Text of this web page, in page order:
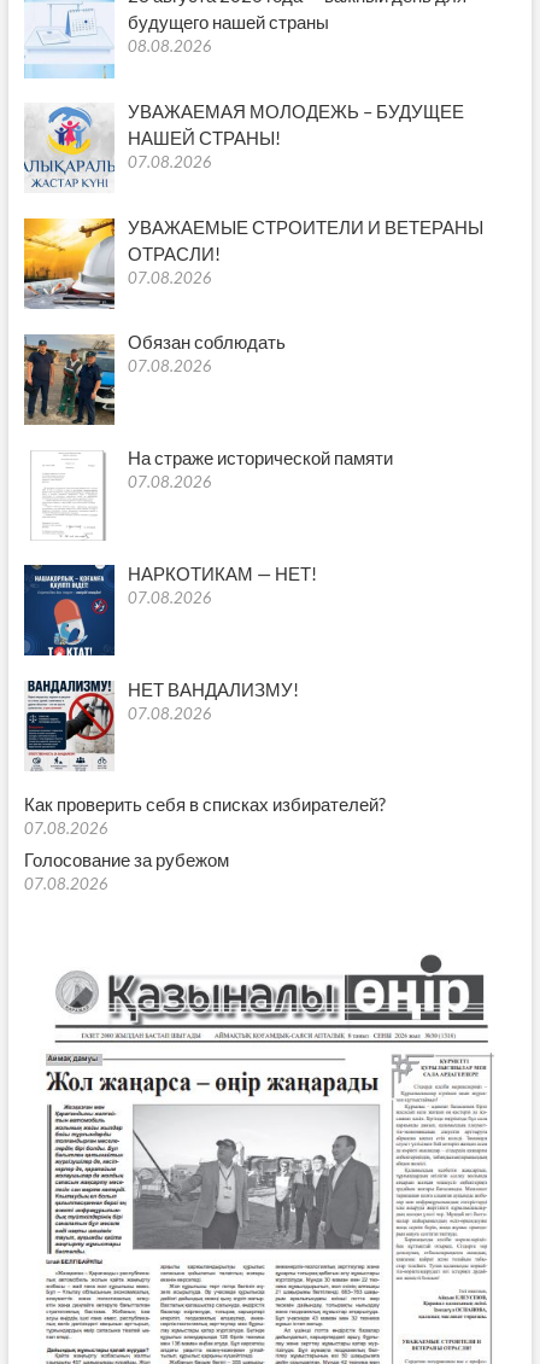
будущего нашей страны
08.08.2026
УВАЖАЕМАЯ МОЛОДЕЖЬ – БУДУЩЕЕ
НАШЕЙ СТРАНЫ!
07.08.2026
УВАЖАЕМЫЕ СТРОИТЕЛИ И ВЕТЕРАНЫ
ОТРАСЛИ!
07.08.2026
Обязан соблюдать
07.08.2026
На страже исторической памяти
07.08.2026
НАРКОТИКАМ — НЕТ!
07.08.2026
НЕТ ВАНДАЛИЗМУ!
07.08.2026
Как проверить себя в списках избирателей?
07.08.2026
Голосование за рубежом
07.08.2026